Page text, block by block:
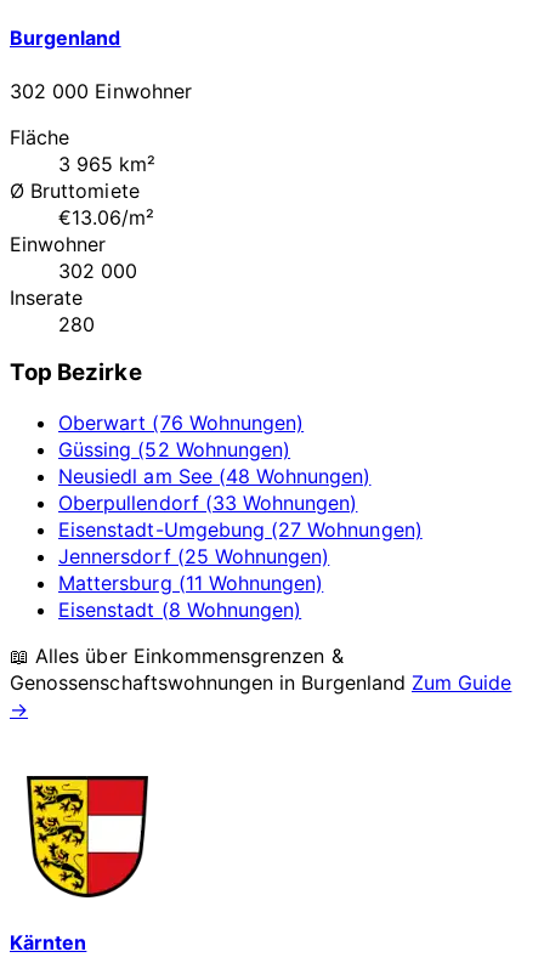
Burgenland
302 000 Einwohner
Fläche
3 965 km²
Ø Bruttomiete
€13.06/m²
Einwohner
302 000
Inserate
280
Top Bezirke
Oberwart (76 Wohnungen)
Güssing (52 Wohnungen)
Neusiedl am See (48 Wohnungen)
Oberpullendorf (33 Wohnungen)
Eisenstadt-Umgebung (27 Wohnungen)
Jennersdorf (25 Wohnungen)
Mattersburg (11 Wohnungen)
Eisenstadt (8 Wohnungen)
📖 Alles über Einkommensgrenzen &
Genossenschaftswohnungen in Burgenland Zum Guide
→
Kärnten